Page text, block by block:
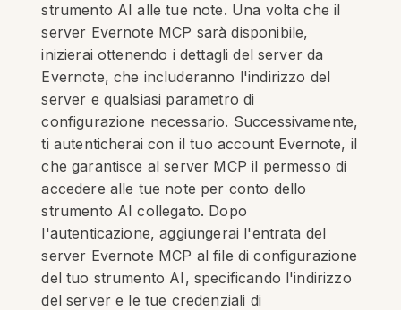
strumento AI alle tue note. Una volta che il
server Evernote MCP sarà disponibile,
inizierai ottenendo i dettagli del server da
Evernote, che includeranno l'indirizzo del
server e qualsiasi parametro di
configurazione necessario. Successivamente,
ti autenticherai con il tuo account Evernote, il
che garantisce al server MCP il permesso di
accedere alle tue note per conto dello
strumento AI collegato. Dopo
l'autenticazione, aggiungerai l'entrata del
server Evernote MCP al file di configurazione
del tuo strumento AI, specificando l'indirizzo
del server e le tue credenziali di